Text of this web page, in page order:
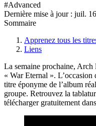
#Advanced
Dernière mise à jour : juil.
Sommaire
Apprenez tous les
Liens
La semaine prochaine,
« War Eternal ».
titre éponyme de l’album
groupe. Retrouvez la
télécharger gratuitement